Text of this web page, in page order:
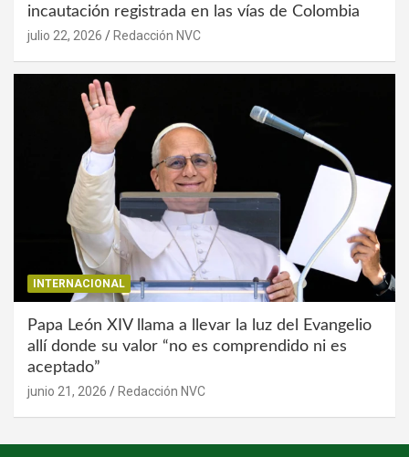
incautación registrada en las vías de Colombia
julio 22, 2026 Redacción NVC
INTERNACIONAL
Papa León XIV llama a llevar la luz del Evangelio
allí donde su valor “no es comprendido ni es
aceptado”
junio 21, 2026 Redacción NVC